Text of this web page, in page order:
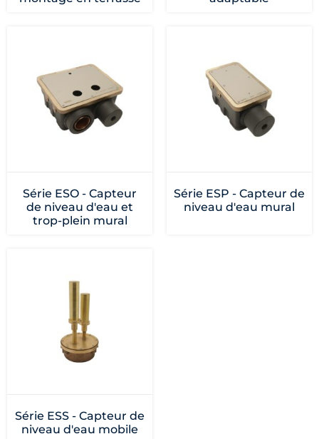
Série ESO - Capteur
de niveau d'eau et
trop-plein mural
Série ESP - Capteur de
niveau d'eau mural
Série ESS - Capteur de
niveau d'eau mobile